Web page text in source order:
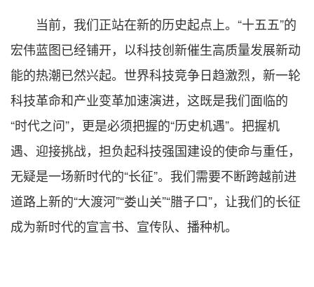
当前，我们正站在新的历史起点上。“十五五”的
宏伟蓝图已经铺开，以科技创新催生高质量发展新动
能的热潮已然兴起。世界科技竞争日趋激烈，新一轮
科技革命和产业变革加速演进，这既是我们面临的
“时代之问”，更是必须把握的“历史机遇”。把握机
遇、迎接挑战，担负起科技强国建设的使命与重任，
无疑是一场新时代的“长征”。我们需要不断跨越前进
道路上新的“大渡河”“娄山关”“腊子口”，让我们的长征
成为新时代的宣言书、宣传队、播种机。